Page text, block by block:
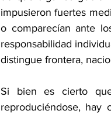
impusieron fuertes
o comparecían ante
responsabilidad
distingue frontera,
Si bien es cierto
reproduciéndose, hay